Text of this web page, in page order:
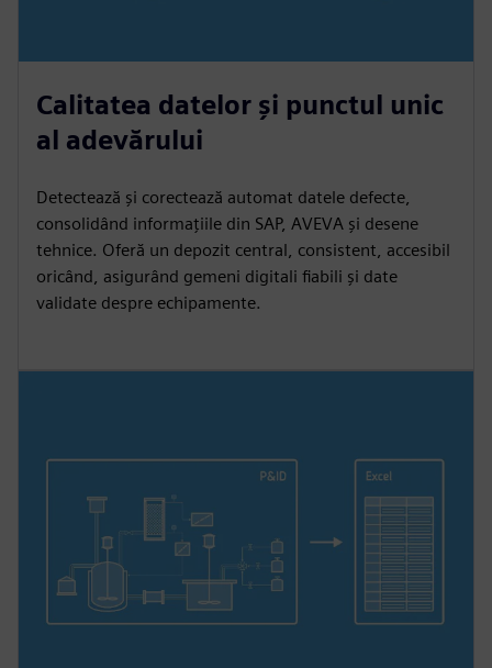
Calitatea datelor și punctul unic
al adevărului
Detectează și corectează automat datele defecte,
consolidând informațiile din SAP, AVEVA și desene
tehnice. Oferă un depozit central, consistent, accesibil
oricând, asigurând gemeni digitali fiabili și date
validate despre echipamente.